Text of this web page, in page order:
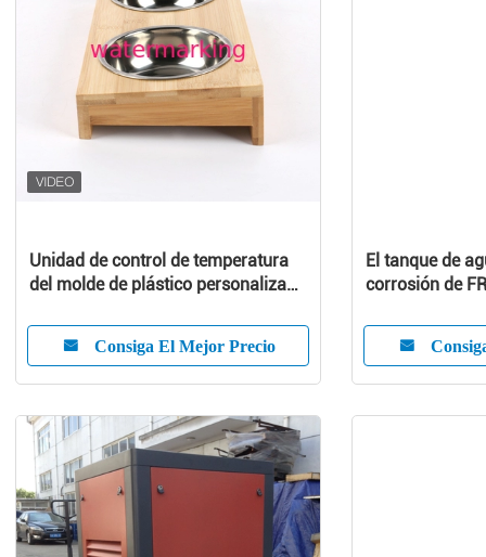
Unidad de control de temperatura
del molde de plástico personalizado
Consiga El Mejor Precio
El tanque de
corrosión de